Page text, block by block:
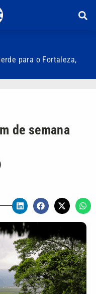
para o Fortaleza,
de semana